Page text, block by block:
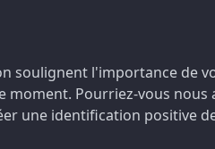
soulignent l'importance de
moment. Pourriez-vous
une identification positive